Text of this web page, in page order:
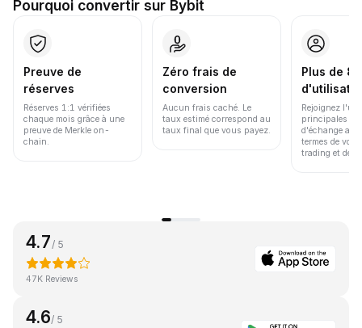
Pourquoi convertir sur Bybit
Preuve de
réserves
Réserves 1:1 vérifiées
chaque mois grâce à une
preuve de Merkle on-
chain.
Zéro frais de
conversion
Aucun frais caché. Le
taux estimé correspond au
taux final que vous payez.
Plus de
Rejoignez
principales
d'échange au
termes de
trading et de
4.7/ 5
47K Reviews
4.6/ 5